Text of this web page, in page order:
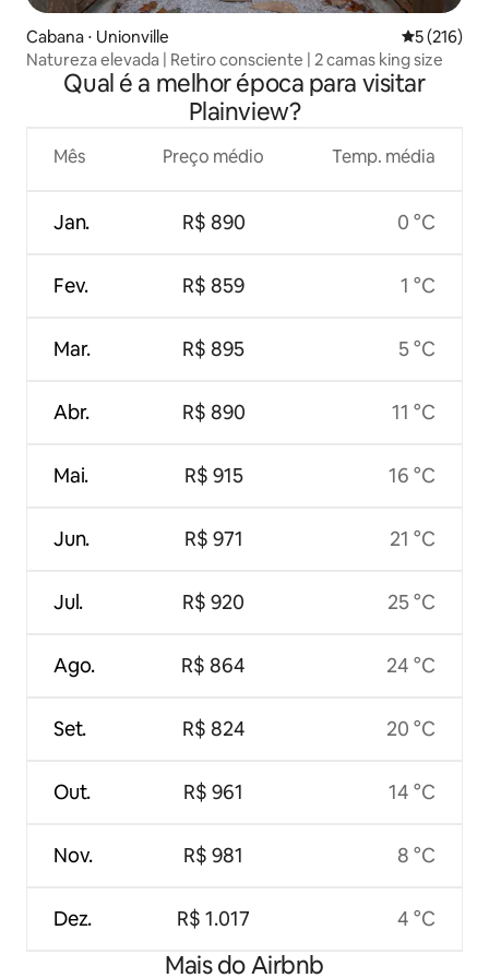
Cabana ⋅ Unionville 5 de uma
5 (216)
Natureza elevada | Retiro consciente | 2 camas king size
Qual é a melhor época para visitar
Plainview?
Mês
Jan.
Fev.
Mar.
Abr.
Mai.
Jun.
Jul.
Ago.
Set.
Out.
Nov.
Dez.
Preço médio
R$ 890
R$ 859
R$ 895
R$ 890
R$ 915
R$ 971
R$ 920
R$ 864
R$ 824
R$ 961
R$ 981
R$ 1.017
Temp. média
0 °C
1 °C
5 °C
11 °C
16 °C
21 °C
25 °C
24 °C
20 °C
14 °C
8 °C
4 °C
Mais do Airbnb